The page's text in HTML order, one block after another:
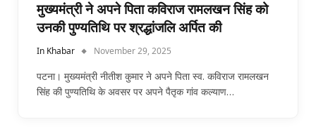
मुख्यमंत्री ने अपने पिता कविराज रामलखन सिंह को
उनकी पुण्यतिथि पर श्रद्धांजलि अर्पित की
In Khabar November 29, 2025
पटना। मुख्यमंत्री नीतीश कुमार ने अपने पिता स्व. कविराज रामलखन
सिंह की पुण्यतिथि के अवसर पर अपने पैतृक गांव कल्याण…